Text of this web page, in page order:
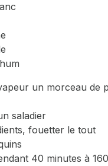
un morceau de
saladier
fouetter le tout
40 minutes à